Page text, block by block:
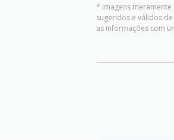
* Imagens
sugeridos e válidos de
as informações com